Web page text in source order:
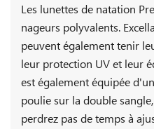
Les lunettes de natation
nageurs polyvalents.
peuvent également tenir
leur protection UV et leur
est également équipée
poulie sur la double
perdrez pas de temps à